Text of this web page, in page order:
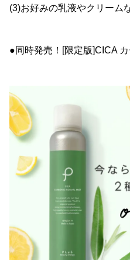
(3)お好みの乳液やクリーム
●同時発売！[限定版]CICA